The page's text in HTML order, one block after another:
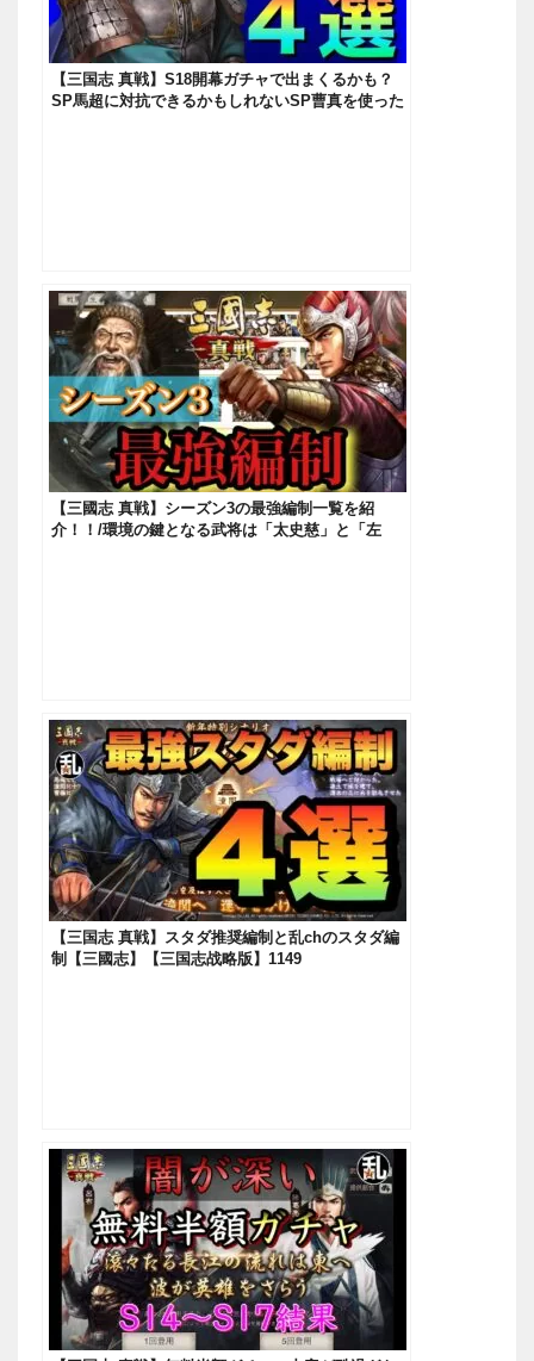
【三国志 真戦】S18開幕ガチャで出まくるかも？
SP馬超に対抗できるかもしれないSP曹真を使った
【三國志 真戦】シーズン3の最強編制一覧を紹
介！！/環境の鍵となる武将は「太史慈」と「左
【三国志 真戦】スタダ推奨編制と乱chのスタダ編
制【三國志】【三国志战略版】1149